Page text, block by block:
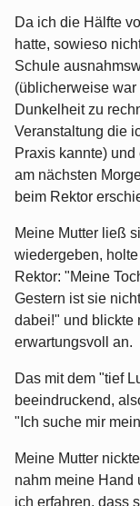
Da ich die Hälfte
hatte, sowieso
Schule
(üblicherweise
Dunkelheit zu
Veranstaltung die
Praxis kannte)
am nächsten
beim Rektor
Meine Mutter ließ
wiedergeben,
Rektor: "Meine
Gestern ist sie
dabei!" und blickte
erwartungsvoll an.
Das mit dem "tief
beeindruckend,
"Ich suche mir
Meine Mutter
nahm meine Hand
ich erfahren, dass